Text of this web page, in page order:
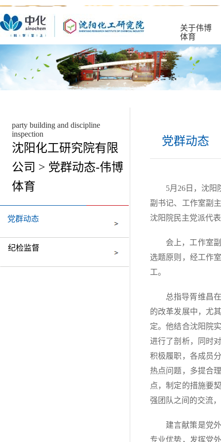
关于伟博
体育
party building and discipline
inspection
沈阳化工研究院有限
公司 > 党群动态-伟博
体育
党群动态
纪检监督
党群动态
5月26日，沈
副书记、工作室副
沈阳院民主党派代
会上，工作室
选题原则，经工作
工。
总指导胥维昌
的改革发展中，尤
定。他结合沈阳院
进行了剖析，同时
积极履职，各成员
热点问题，多提合
点，制定的措施要
强团队之间的交流
建言献策是党
专业优势，发挥党